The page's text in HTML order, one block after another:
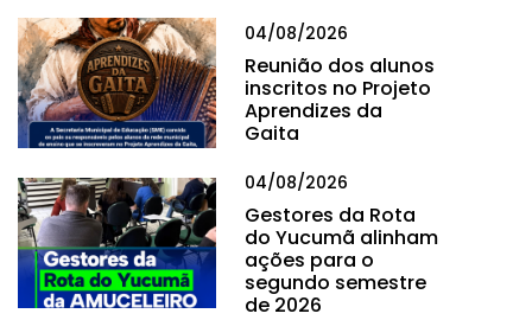
04/08/2026
Reunião dos alunos
inscritos no Projeto
Aprendizes da
Gaita
04/08/2026
Gestores da Rota
do Yucumã alinham
ações para o
segundo semestre
de 2026